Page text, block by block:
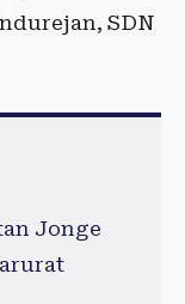
SDN
Jonge